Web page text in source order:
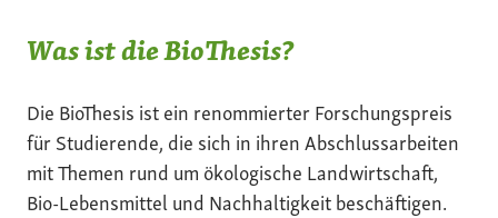
Was ist die BioThesis?
Die BioThesis ist ein renommierter Forschungspreis
für Studierende, die sich in ihren Abschlussarbeiten
mit Themen rund um ökologische Landwirtschaft,
Bio-Lebensmittel und Nachhaltigkeit beschäftigen.